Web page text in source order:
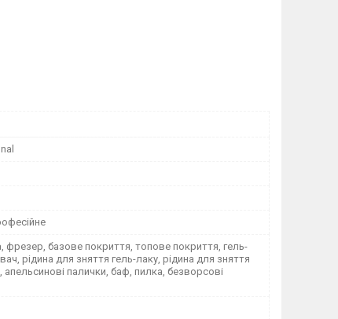
фрезер, базове покриття, топове покриття, гель-
рідина для зняття гель-лаку, рідина для зняття
апельсинові палички, баф, пилка, безворсові